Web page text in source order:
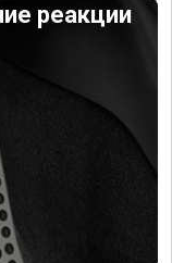
реакции